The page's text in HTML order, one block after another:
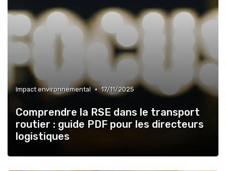
Impact environnemental • 17/11/2025
Comprendre la RSE dans le transport
routier : guide PDF pour les directeurs
logistiques